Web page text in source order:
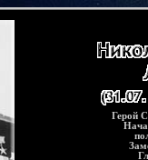
Герой